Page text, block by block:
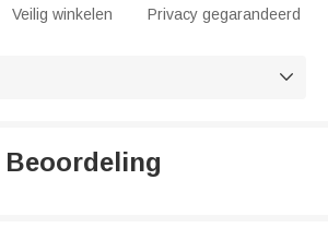
Veilig winkelen Privacy gegarandeerd

Beoordeling